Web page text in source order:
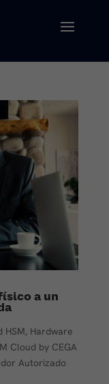
a un
HSM, Hardware
Cloud by CEGA
Autorizado